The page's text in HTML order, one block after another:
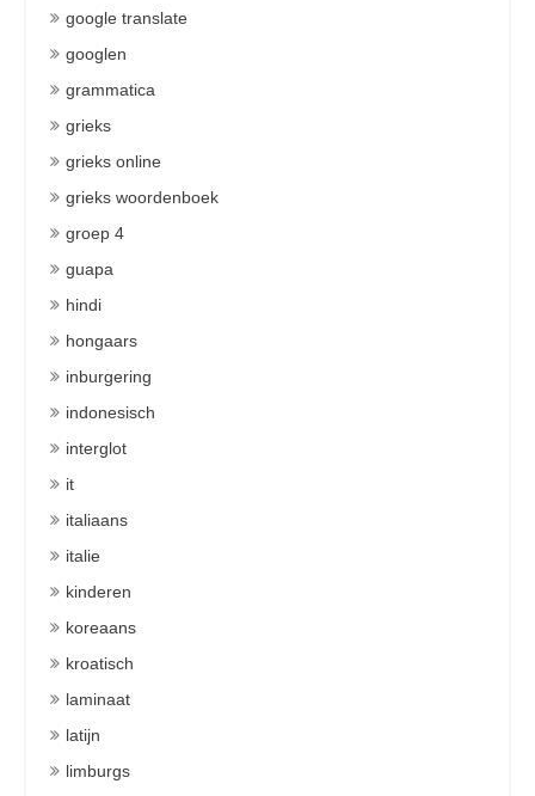
google translate
googlen
grammatica
grieks
grieks online
grieks woordenboek
groep 4
guapa
hindi
hongaars
inburgering
indonesisch
interglot
it
italiaans
italie
kinderen
koreaans
kroatisch
laminaat
latijn
limburgs